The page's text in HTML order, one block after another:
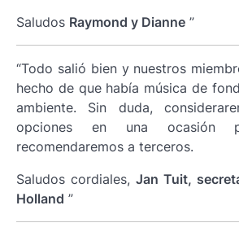
Saludos Raymond y Dianne ”
“Todo salió bien y nuestros
hecho de que había música de
ambiente. Sin duda,
opciones en una ocasión
recomendaremos a terceros.
Saludos cordiales, Jan Tuit,
Holland ”